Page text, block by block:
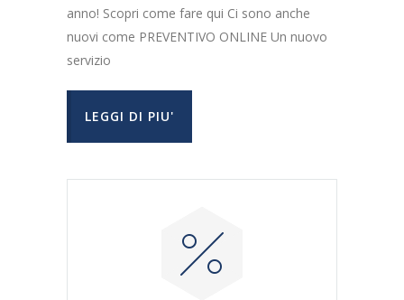
anno! Scopri come fare qui Ci sono anche
nuovi come PREVENTIVO ONLINE Un nuovo
servizio
LEGGI DI PIU'